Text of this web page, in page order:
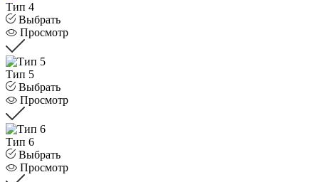
Тип 4
Выбрать
Просмотр
Тип 5
Выбрать
Просмотр
Тип 6
Выбрать
Просмотр